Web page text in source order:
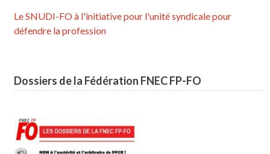
Le SNUDI-FO à l'initiative pour l'unité syndicale pour
défendre la profession
Dossiers de la Fédération FNEC FP-FO